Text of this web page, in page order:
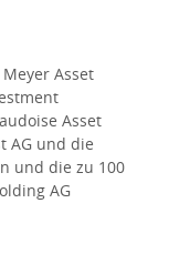
Asset
Asset
AG und die
und die zu 100
AG